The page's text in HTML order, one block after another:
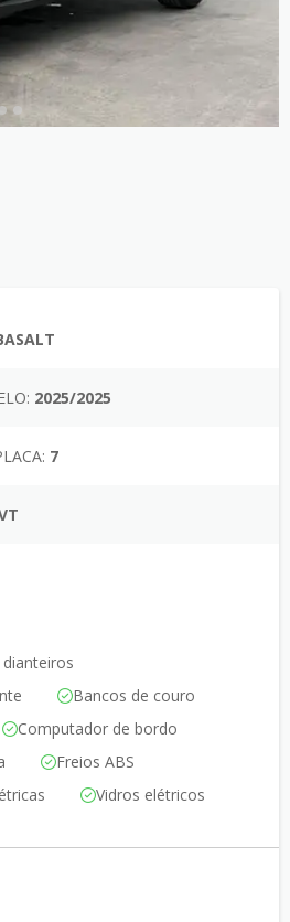
2025/2025
7
Bancos de couro
Computador de bordo
Freios ABS
Vidros elétricos